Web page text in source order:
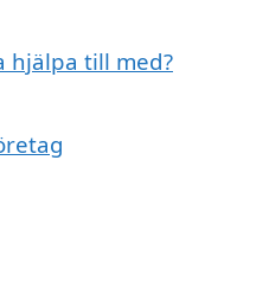
hjälpa till med?